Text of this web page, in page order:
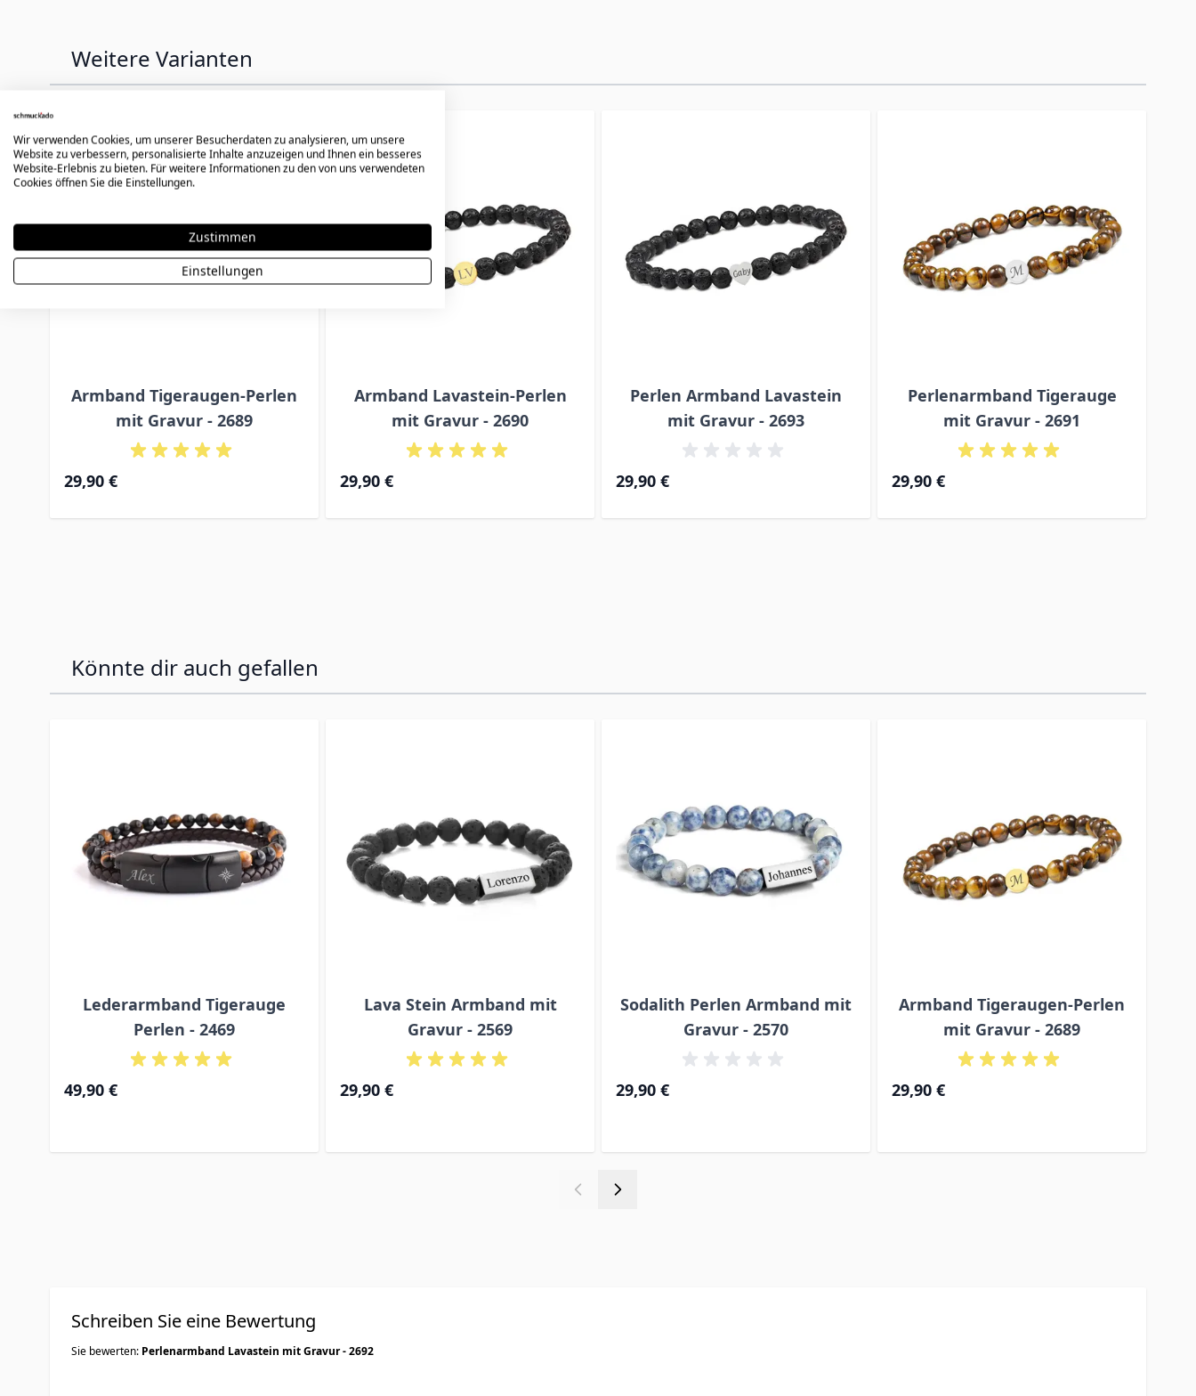
Weitere Varianten
Press to skip carousel
Armband Tigeraugen-Perlen
mit Gravur - 2689
29,90 €
Armband Lavastein-Perlen
mit Gravur - 2690
29,90 €
Perlen Armband Lavastein
mit Gravur - 2693
29,90 €
Perlenarmband Tigerauge
mit Gravur - 2691
29,90 €
Könnte dir auch gefallen
Lederarmband Tigerauge
Perlen - 2469
49,90 €
Lava Stein Armband mit
Gravur - 2569
29,90 €
Sodalith Perlen Armband mit
Gravur - 2570
29,90 €
Armband Tigeraugen-Perlen
mit Gravur - 2689
29,90 €
Schreiben Sie eine Bewertung
Sie bewerten: Perlenarmband Lavastein mit Gravur - 2692
Wir verwenden Cookies, um unserer Besucherdaten zu analysieren, um unsere
Website zu verbessern, personalisierte Inhalte anzuzeigen und Ihnen ein besseres
Website-Erlebnis zu bieten. Für weitere Informationen zu den von uns verwendeten
Cookies öffnen Sie die Einstellungen.
Zustimmen
Einstellungen